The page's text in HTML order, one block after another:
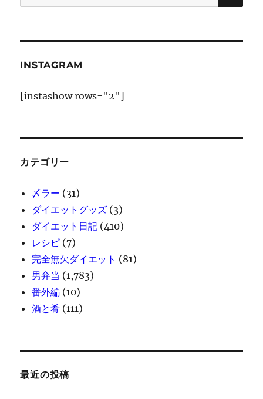
ャ
玉
乗
ダ
索:
INSTAGRAM
[instashow rows="2"]
カテゴリー
〆ラー (31)
ダイエットグッズ (3)
ダイエット日記 (410)
レシピ (7)
完全無欠ダイエット (81)
男弁当 (1,783)
番外編 (10)
酒と肴 (111)
最近の投稿